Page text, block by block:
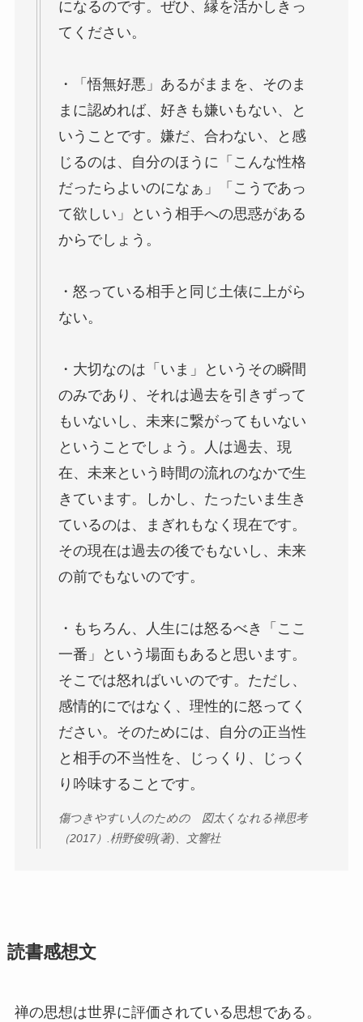
になるのです。ぜひ、縁を活かしきっ
てください。
・「悟無好悪」あるがままを、そのま
まに認めれば、好きも嫌いもない、と
いうことです。嫌だ、合わない、と感
じるのは、自分のほうに「こんな性格
だったらよいのになぁ」「こうであっ
て欲しい」という相手への思惑がある
からでしょう。
・怒っている相手と同じ土俵に上がら
ない。
・大切なのは「いま」というその瞬間
のみであり、それは過去を引きずって
もいないし、未来に繋がってもいない
ということでしょう。人は過去、現
在、未来という時間の流れのなかで生
きています。しかし、たったいま生き
ているのは、まぎれもなく現在です。
その現在は過去の後でもないし、未来
の前でもないのです。
・もちろん、人生には怒るべき「ここ
一番」という場面もあると思います。
そこでは怒ればいいのです。ただし、
感情的にではなく、理性的に怒ってく
ださい。そのためには、自分の正当性
と相手の不当性を、じっくり、じっく
り吟味することです。
傷つきやすい人のための 図太くなれる禅思考
（2017）.枡野俊明(著)、 文響社
読書感想文
禅の思想は世界に評価されている思想である。